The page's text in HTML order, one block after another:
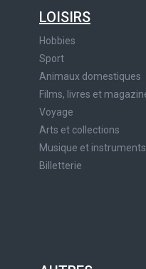
LOISIRS
Hobbies
Sport
Animaux domestiques
Films, livres et
Voyage
Arts et collections
Musique et instruments
Billetterie